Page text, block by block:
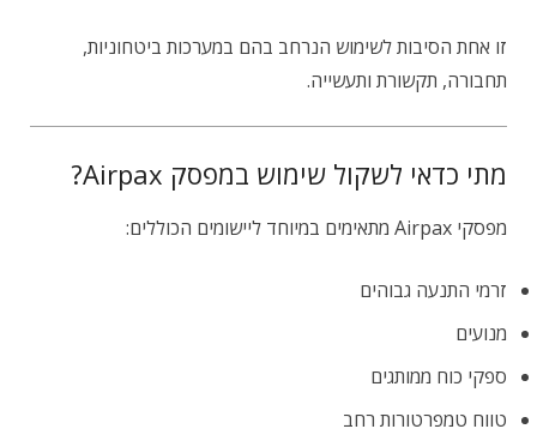
זו אחת הסיבות לשימוש הנרחב בהם במערכות ביטחוניות,
תחבורה, תקשורת ותעשייה.
מתי כדאי לשקול שימוש במפסק Airpax?
מפסקי Airpax מתאימים במיוחד ליישומים הכוללים:
זרמי התנעה גבוהים
מנועים
ספקי כוח ממותגים
טווח טמפרטורות רחב